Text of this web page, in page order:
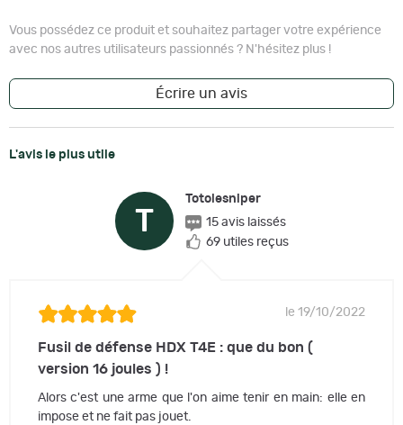
Vous possédez ce produit et souhaitez partager votre expérience
avec nos autres utilisateurs passionnés ? N'hésitez plus !
Écrire un avis
L'avis le plus utile
T
Totolesniper
15 avis laissés
69 utiles reçus
le 19/10/2022
Fusil de défense HDX T4E : que du bon (
version 16 joules ) !
Alors c'est une arme que l'on aime tenir en main: elle en
impose et ne fait pas jouet.